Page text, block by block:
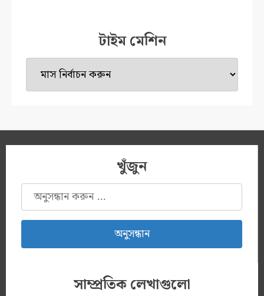
টাইম মেশিন
টাইম
মেশিন
খুঁজুন
অনুসন্ধানঃ
সাম্প্রতিক লেখাগুলো